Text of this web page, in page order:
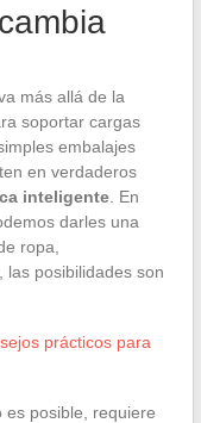
más allá de la
soportar cargas
embalajes
en verdaderos
inteligente. En
darles una
ropa,
las posibilidades son
prácticos para
es posible, requiere